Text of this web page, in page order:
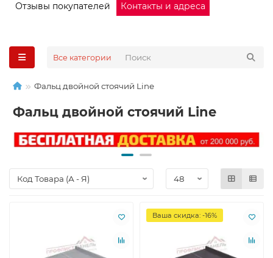
Отзывы покупателей
Контакты и адреса
Все категории
Фальц двойной стоячий Line
Фальц двойной стоячий Line
Ваша скидка: -16%